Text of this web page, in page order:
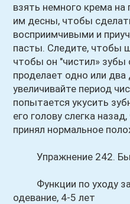
взять немного крема на
им десны, чтобы
восприимчивыми и
пасты. Следите, чтобы
чтобы он "чистил»
проделает одно или
увеличивайте период
попытается укусить
его голову слегка
принял нормальное
Упражнение 242.
Функции по уходу за
одевание, 4-5 лет